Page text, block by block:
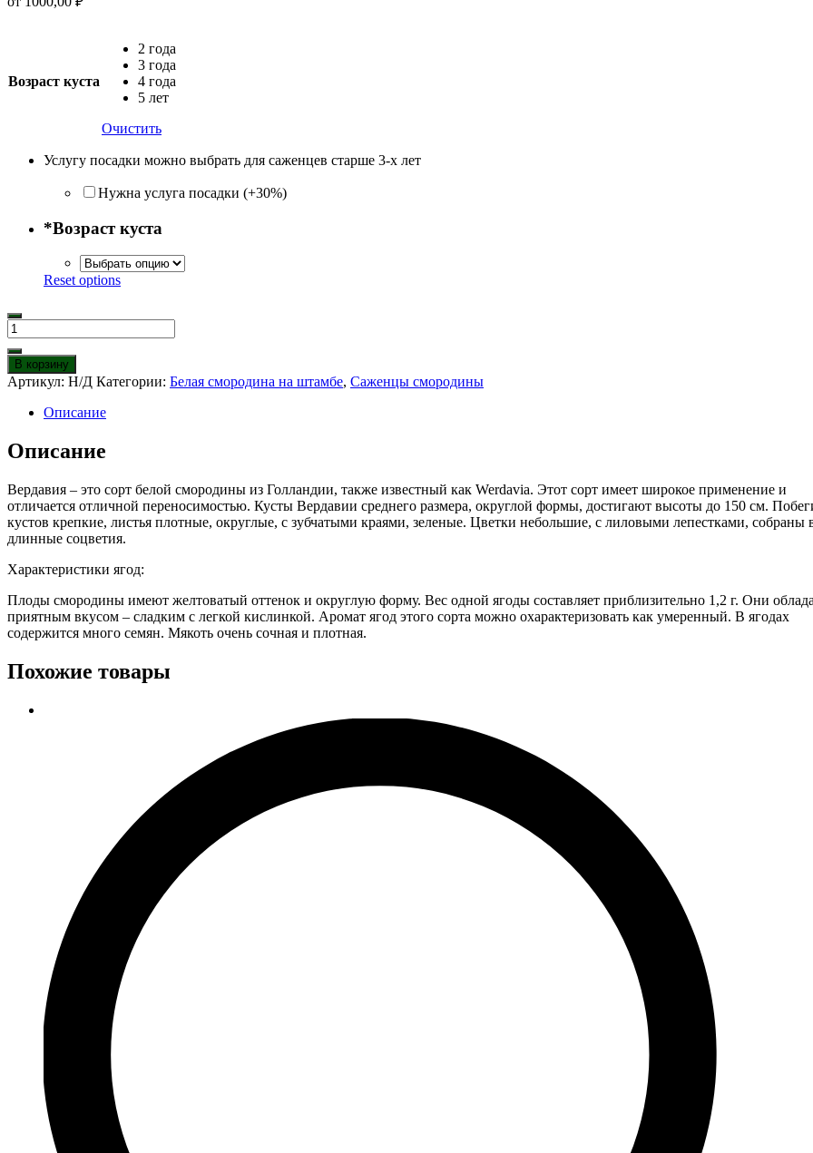
Возраст куста
2 года
3 года
4 года
5 лет
Очистить
Услугу посадки можно выбрать для саженцев старше 3-х лет
Нужна услуга посадки (+30%)
*Возраст куста
Reset options
Количество
товара
Белая
смородина
на
штамбе
Вердавия
В корзину
Артикул: Н/Д Категории: Белая смородина на штамбе, Саженцы смородины
Описание
Описание
Вердавия – это сорт белой смородины из Голландии, также известный как Werdavia. Этот сорт имеет широкое применение и
отличается отличной переносимостью. Кусты Вердавии среднего размера, округлой формы, достигают высоты до 150 см.
кустов крепкие, листья плотные, округлые, с зубчатыми краями, зеленые. Цветки небольшие, с лиловыми лепестками, собраны
длинные соцветия.
Характеристики ягод:
Плоды смородины имеют желтоватый оттенок и округлую форму. Вес одной ягоды составляет приблизительно 1,2 г. Они
приятным вкусом – сладким с легкой кислинкой. Аромат ягод этого сорта можно охарактеризовать как умеренный. В ягодах
содержится много семян. Мякоть очень сочная и плотная.
Похожие товары